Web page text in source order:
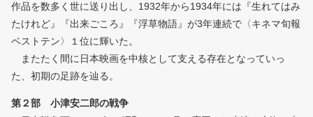
作品を数多く世に送り出し、1932年から1934年には『生れてはみ
たけれど』『出来ごころ』『浮草物語』が3年連続で〈キネマ旬報
ベストテン〉１位に輝いた。
またたく間に日本映画を中核として支える存在となっていっ
た、初期の足跡を辿る。
第２部 小津安二郎の戦争